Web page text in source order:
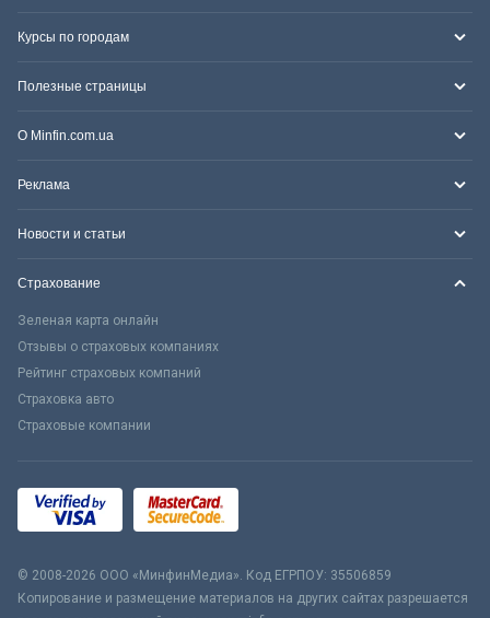
Курсы по городам
Полезные страницы
О Minfin.com.ua
Реклама
Новости и статьи
Страхование
Зеленая карта онлайн
Отзывы о страховых компаниях
Рейтинг страховых компаний
Страховка авто
Страховые компании
© 2008-2026 ООО «МинфинМедиа». Код ЕГРПОУ: 35506859
Копирование и размещение материалов на других сайтах разрешается